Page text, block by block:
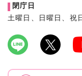
閉庁日
土曜日、日曜日、祝